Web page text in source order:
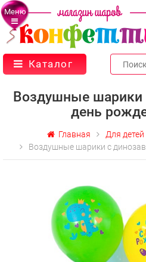
Меню
Каталог
Воздушные шарики
день
Главная Для детей
Воздушные шарики с